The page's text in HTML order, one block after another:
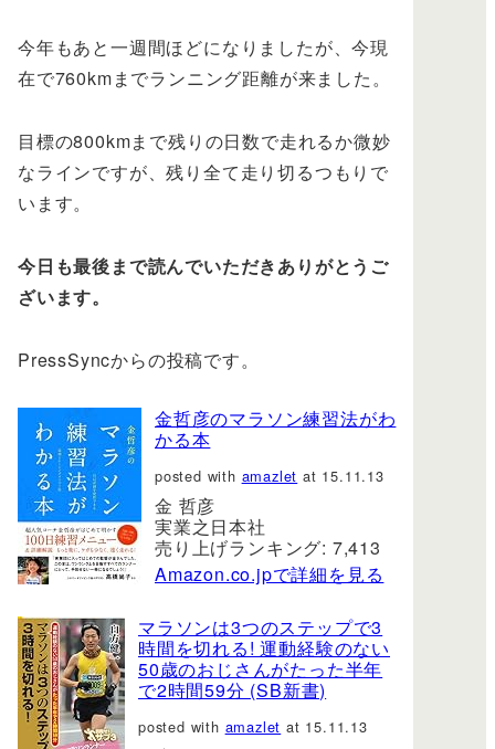
今年もあと一週間ほどになりましたが、今現
在で760kmまでランニング距離が来ました。
目標の800kmまで残りの日数で走れるか微妙
なラインですが、残り全て走り切るつもりで
います。
今日も最後まで読んでいただきありがとうご
ざいます。
PressSyncからの投稿です。
金哲彦のマラソン練習法がわ
かる本
posted with amazlet at 15.11.13
金 哲彦
実業之日本社
売り上げランキング: 7,413
Amazon.co.jpで詳細を見る
マラソンは3つのステップで3
時間を切れる! 運動経験のない
50歳のおじさんがたった半年
で2時間59分 (SB新書)
posted with amazlet at 15.11.13